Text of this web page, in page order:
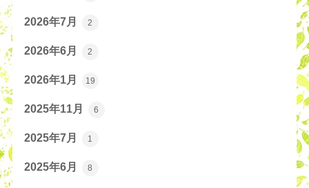
2026年7月 2
2026年6月 2
2026年1月 19
2025年11月 6
2025年7月 1
2025年6月 8